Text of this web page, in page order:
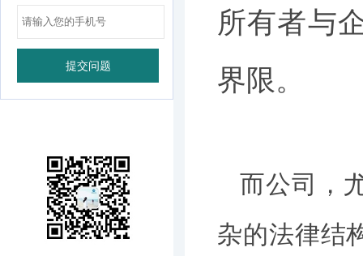
所有者与
界限。
而公司，
杂的法律结